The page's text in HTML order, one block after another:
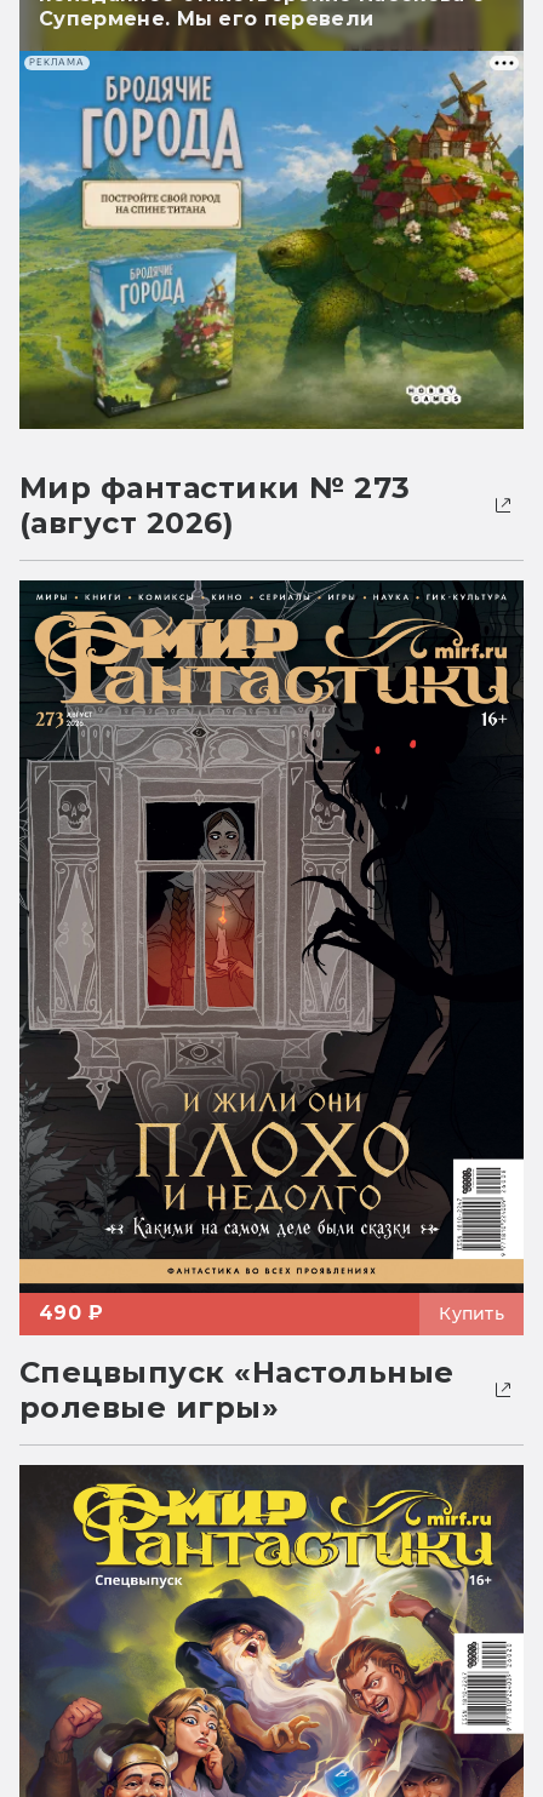
Супермене. Мы его перевели
РЕКЛАМА
Мир фантастики № 273
(август 2026)
490 ₽ Купить
Спецвыпуск «Настольные
ролевые игры»